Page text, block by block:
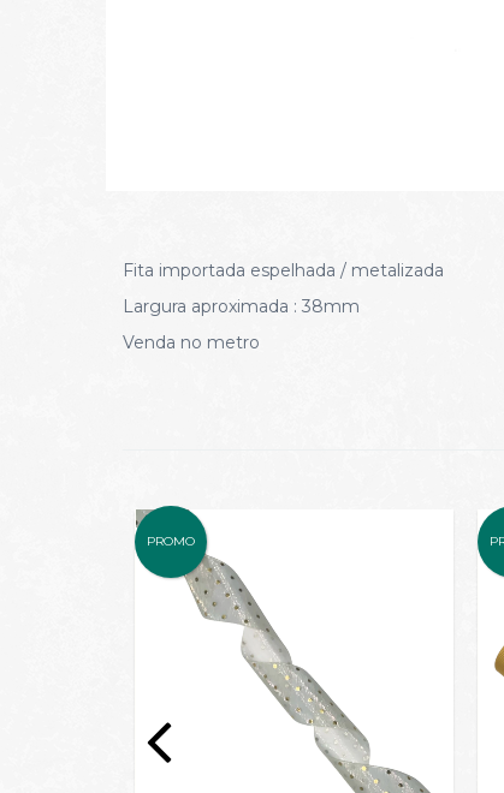
Fita importada espelhada / metalizada
Largura aproximada : 38mm
Venda no metro
PROMO